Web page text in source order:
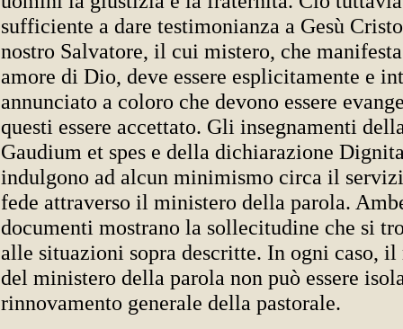
sufficiente a dare testimonianza a Gesù
nostro Salvatore, il cui mistero, che
amore di Dio, deve essere esplicitamente e
annunciato a coloro che devono essere
questi essere accettato. Gli insegnamenti
Gaudium et spes e della dichiarazione
indulgono ad alcun minimismo circa il
fede attraverso il ministero della parola.
documenti mostrano la sollecitudine che si
alle situazioni sopra descritte. In ogni caso,
del ministero della parola non può essere
rinnovamento generale della pastorale.